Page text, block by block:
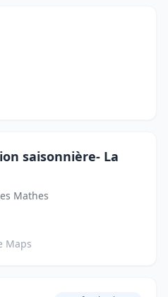
saisonnière- La
Mathes
Maps